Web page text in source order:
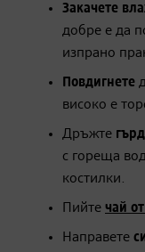
Закачете
добре е да
изпрано
Повдигнете
високо е
Дръжте
с гореща
костилки.
​Пийте чай
Направете